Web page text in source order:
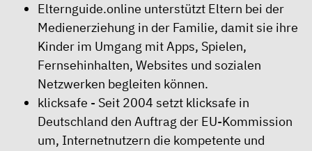
Elternguide.online unterstützt Eltern bei der
Medienerziehung in der Familie, damit sie ihre
Kinder im Umgang mit Apps, Spielen,
Fernsehinhalten, Websites und sozialen
Netzwerken begleiten können.
klicksafe - Seit 2004 setzt klicksafe in
Deutschland den Auftrag der EU-Kommission
um, Internetnutzern die kompetente und